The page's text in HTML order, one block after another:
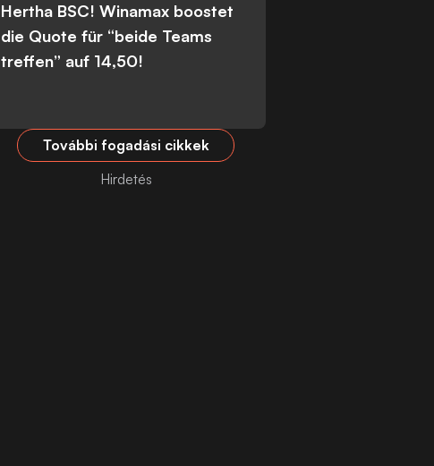
Hertha BSC! Winamax boostet
die Quote für “beide Teams
treffen” auf 14,50!
További fogadási cikkek